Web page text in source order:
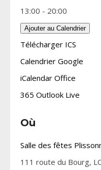
13:00 - 20:00
Ajouter au Calendrier
Télécharger ICS
Calendrier Google
iCalendar Office
365 Outlook Live
Où
Salle des fêtes
111 route du Bourg,